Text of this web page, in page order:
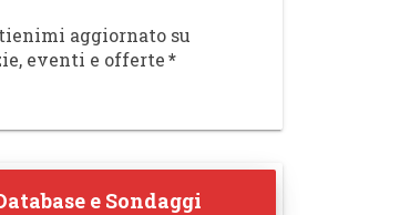
aggiornato su
eventi e offerte*
e Sondaggi